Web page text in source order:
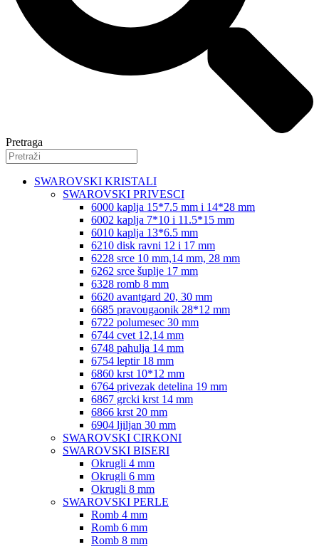
Pretraga
SWAROVSKI KRISTALI
SWAROVSKI PRIVESCI
6000 kaplja 15*7.5 mm i 14*28 mm
6002 kaplja 7*10 i 11.5*15 mm
6010 kaplja 13*6.5 mm
6210 disk ravni 12 i 17 mm
6228 srce 10 mm,14 mm, 28 mm
6262 srce šuplje 17 mm
6328 romb 8 mm
6620 avantgard 20, 30 mm
6685 pravougaonik 28*12 mm
6722 polumesec 30 mm
6744 cvet 12,14 mm
6748 pahulja 14 mm
6754 leptir 18 mm
6860 krst 10*12 mm
6764 privezak detelina 19 mm
6867 grcki krst 14 mm
6866 krst 20 mm
6904 ljiljan 30 mm
SWAROVSKI CIRKONI
SWAROVSKI BISERI
Okrugli 4 mm
Okrugli 6 mm
Okrugli 8 mm
SWAROVSKI PERLE
Romb 4 mm
Romb 6 mm
Romb 8 mm